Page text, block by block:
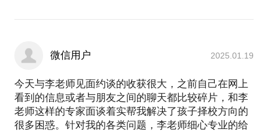
微信用户 2025.01.19
今天与李老师见面约谈的收获很大，之前自己在网上
看到的信息或者与朋友之间的聊天都比较碎片，和李
老师这样的专家面谈着实帮我解决了孩子择校方向的
很多困惑。针对我的各类问题，李老师细心专业的给